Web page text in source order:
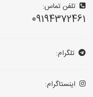
تلفن تماس:
09194372461
تلگرام:
اینستاگرام: